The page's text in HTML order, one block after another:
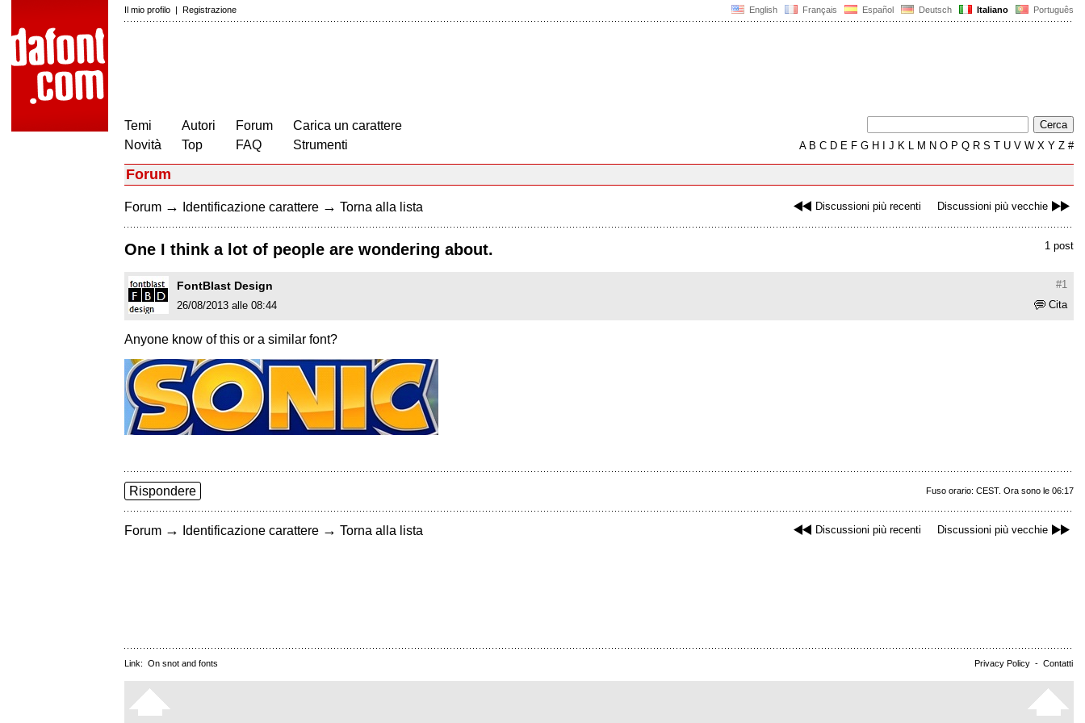
English Français Español Deutsch Italiano Português
Il mio profilo | Registrazione
Temi
Novità
Autori
Top
Forum
FAQ
Carica un carattere
Strumenti
AB C D E F G H J K L M N O P Q R S T U V W X Y Z #
Forum
Discussioni più recenti Discussioni più vecchie
Forum → Identificazione carattere → Torna alla lista
1 post
One I think a lot of people are wondering about.
#1
FontBlast Design
Cita
26/08/2013 alle 08:44
Anyone know of this or a similar font?
Fuso orario: CEST. Ora sono le 06:17
Rispondere
Discussioni più recenti Discussioni più vecchie
Forum → Identificazione carattere → Torna alla lista
Privacy Policy - Contatti
Link: On snot and fonts